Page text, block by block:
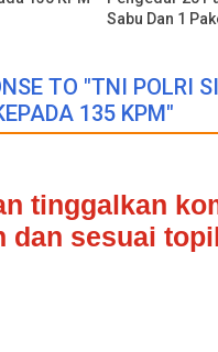
Sabu Dan 1
TO "TNI POLRI
135 KPM"
tinggalkan
dan sesuai